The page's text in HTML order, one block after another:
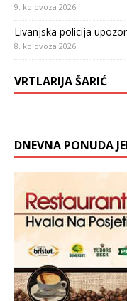
9. kolovoza 2026.
Livanjska policija
8. kolovoza 2026.
VRTLARIJA ŠARIĆ
DNEVNA PONUDA